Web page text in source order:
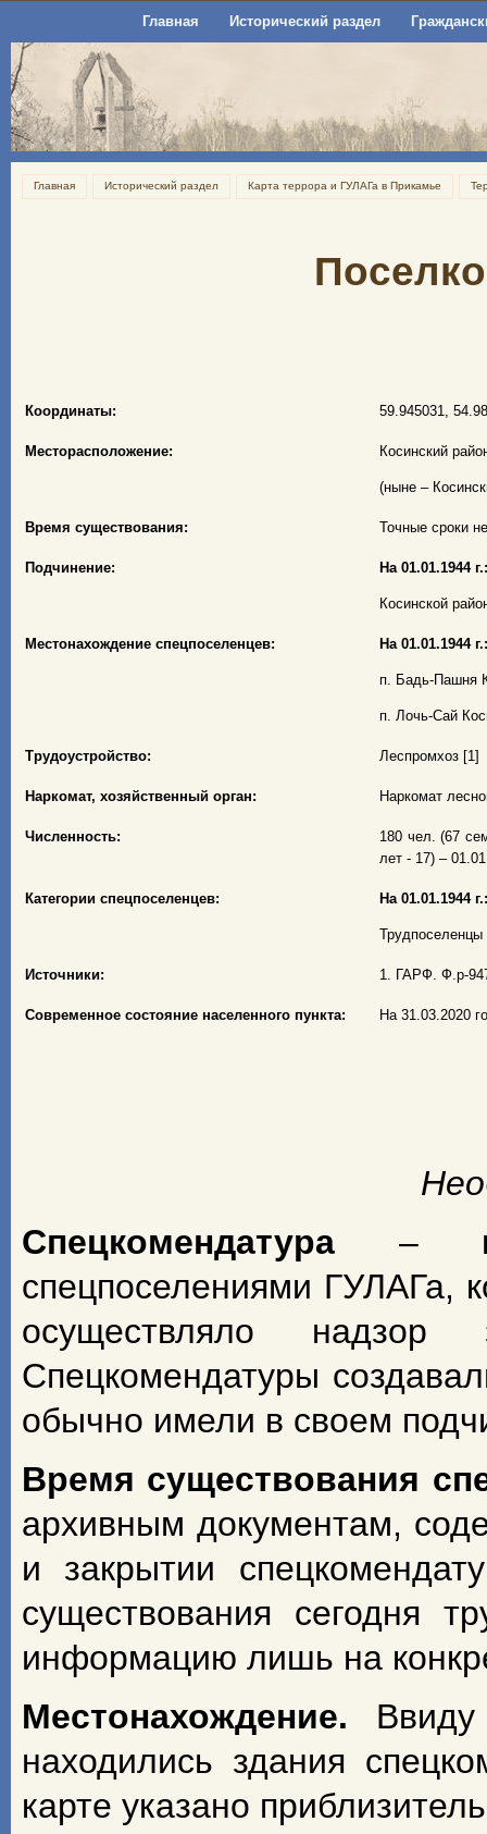
Главная Исторический раздел
Главная Исторический раздел Карта террора и ГУЛАГа в Прикамье
Координаты: 59.945031,
Месторасположение: Косинский
(ныне –
Время существования: Точные сроки
Подчинение: На 01.01.1944 г.:
Косинской
Местонахождение спецпоселенцев: На 01.01.1944 г.:
п. Бадь-Пашня
п. Лочь-Сай
Трудоустройство: Леспромхоз [1]
Наркомат, хозяйственный орган: Наркомат
Численность:
180 чел. (67
лет - 17) –
Категории спецпоселенцев: На 01.01.1944 г.:
Источники: 1. ГАРФ. Ф.р-
Современное состояние населенного пункта: На 31.03.2020
Спецкомендатура –
спецпоселениями ГУЛАГа,
осуществляло надзор
Спецкомендатуры
обычно имели в своем
Время существования
архивным документам,
и закрытии
существования сегодня
информацию лишь на
Местонахождение.
находились здания
карте указано